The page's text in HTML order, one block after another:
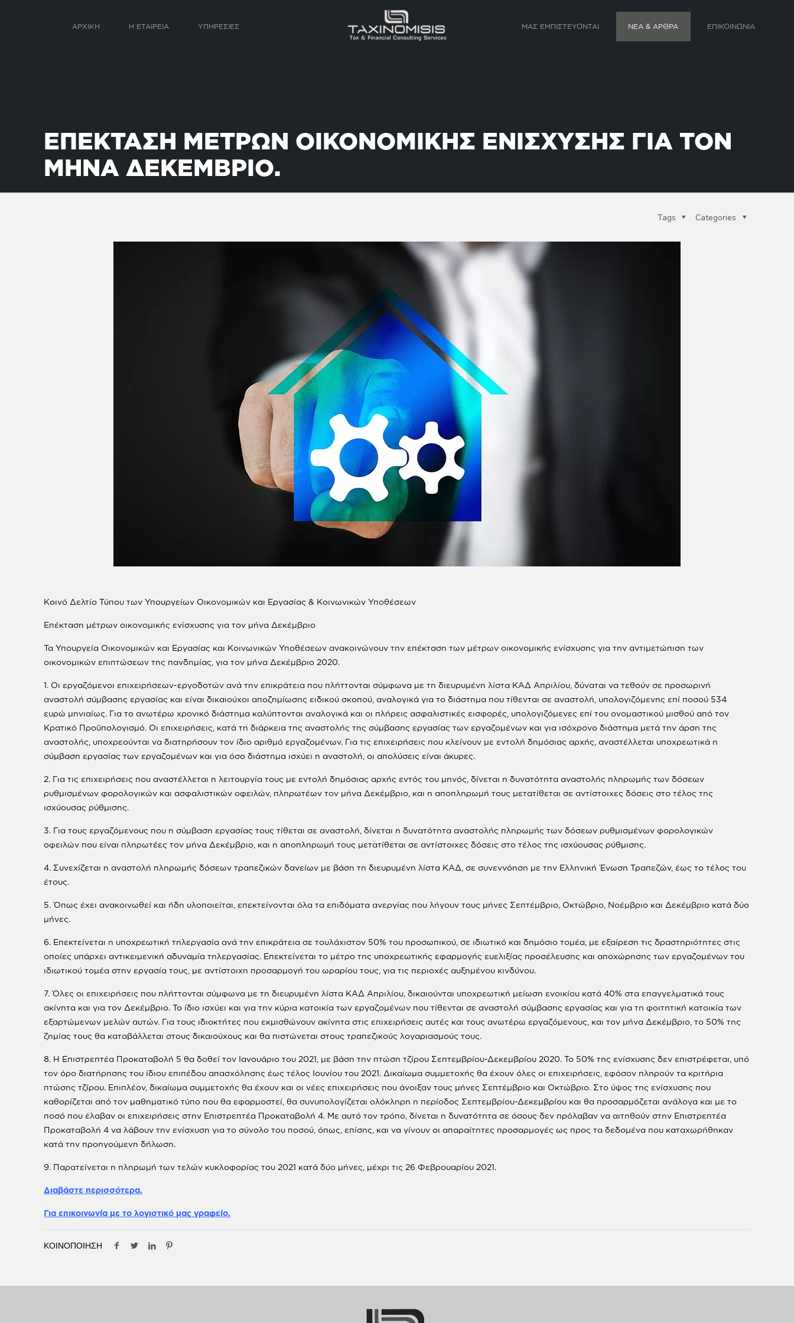
ΑΡΧΙΚΗ Η ΕΤΑΙΡΕΙΑ ΥΠΗΡΕΣΙΕΣ ΜΑΣ ΕΜΠΙΣΤΕΥΟΝΤΑΙ ΝΕΑ & ΑΡΘΡΑ ΕΠΙΚΟΙΝΩΝΙΑ
ΕΠΕΚΤΑΣΗ ΜΕΤΡΩΝ ΟΙΚΟΝΟΜΙΚΗΣ ΕΝΙΣΧΥΣΗΣ ΓΙΑ ΤΟΝ
ΜΗΝΑ ΔΕΚΕΜΒΡΙΟ.
Categories
Tags
Κοινό Δελτίο Τύπου των Υπουργείων Οικονομικών και Εργασίας & Κοινωνικών Υποθέσεων
Επέκταση μέτρων οικονομικής ενίσχυσης για τον μήνα Δεκέμβριο
Τα Υπουργεία Οικονομικών και Εργασίας και Κοινωνικών Υποθέσεων ανακοινώνουν την επέκταση των μέτρων οικονομικής ενίσχυσης για την αντιμετώπιση των
οικονομικών επιπτώσεων της πανδημίας, για τον μήνα Δεκέμβριο 2020.
1. Οι εργαζόμενοι επιχειρήσεων-εργοδοτών ανά την επικράτεια που πλήττονται σύμφωνα με τη διευρυμένη λίστα ΚΑΔ Απριλίου, δύναται να τεθούν σε προσωρινή
αναστολή σύμβασης εργασίας και είναι δικαιούχοι αποζημίωσης ειδικού σκοπού, αναλογικά για το διάστημα που τίθενται σε αναστολή, υπολογιζόμενης επί ποσού 534
ευρώ μηνιαίως. Για το ανωτέρω χρονικό διάστημα καλύπτονται αναλογικά και οι πλήρεις ασφαλιστικές εισφορές, υπολογιζόμενες επί του ονομαστικού μισθού από τον
Κρατικό Προϋπολογισμό. Οι επιχειρήσεις, κατά τη διάρκεια της αναστολής της σύμβασης εργασίας των εργαζομένων και για ισόχρονο διάστημα μετά την άρση της
αναστολής, υποχρεούνται να διατηρήσουν τον ίδιο αριθμό εργαζομένων. Για τις επιχειρήσεις που κλείνουν με εντολή δημόσιας αρχής, αναστέλλεται υποχρεωτικά η
σύμβαση εργασίας των εργαζομένων και για όσο διάστημα ισχύει η αναστολή, οι απολύσεις είναι άκυρες.
2. Για τις επιχειρήσεις που αναστέλλεται η λειτουργία τους με εντολή δημόσιας αρχής εντός του μηνός, δίνεται η δυνατότητα αναστολής πληρωμής των δόσεων
ρυθμισμένων φορολογικών και ασφαλιστικών οφειλών, πληρωτέων τον μήνα Δεκέμβριο, και η αποπληρωμή τους μετατίθεται σε αντίστοιχες δόσεις στο τέλος της
ισχύουσας ρύθμισης.
3. Για τους εργαζόμενους που η σύμβαση εργασίας τους τίθεται σε αναστολή, δίνεται η δυνατότητα αναστολής πληρωμής των δόσεων ρυθμισμένων φορολογικών
οφειλών που είναι πληρωτέες τον μήνα Δεκέμβριο, και η αποπληρωμή τους μετατίθεται σε αντίστοιχες δόσεις στο τέλος της ισχύουσας ρύθμισης.
4. Συνεχίζεται η αναστολή πληρωμής δόσεων τραπεζικών δανείων με βάση τη διευρυμένη λίστα ΚΑΔ, σε συνεννόηση με την Ελληνική Ένωση Τραπεζών, έως το τέλος του
έτους.
5. Όπως έχει ανακοινωθεί και ήδη υλοποιείται, επεκτείνονται όλα τα επιδόματα ανεργίας που λήγουν τους μήνες Σεπτέμβριο, Οκτώβριο, Νοέμβριο και Δεκέμβριο κατά δύο
μήνες.
6. Επεκτείνεται η υποχρεωτική τηλεργασία ανά την επικράτεια σε τουλάχιστον 50% του προσωπικού, σε ιδιωτικό και δημόσιο τομέα, με εξαίρεση τις δραστηριότητες στις
οποίες υπάρχει αντικειμενική αδυναμία τηλεργασίας. Επεκτείνεται το μέτρο της υποχρεωτικής εφαρμογής ευελιξίας προσέλευσης και αποχώρησης των εργαζομένων του
ιδιωτικού τομέα στην εργασία τους, με αντίστοιχη προσαρμογή του ωραρίου τους, για τις περιοχές αυξημένου κινδύνου.
7. Όλες οι επιχειρήσεις που πλήττονται σύμφωνα με τη διευρυμένη λίστα ΚΑΔ Απριλίου, δικαιούνται υποχρεωτική μείωση ενοικίου κατά 40% στα επαγγελματικά τους
ακίνητα και για τον Δεκέμβριο. Το ίδιο ισχύει και για την κύρια κατοικία των εργαζομένων που τίθενται σε αναστολή σύμβασης εργασίας και για τη φοιτητική κατοικία των
εξαρτώμενων μελών αυτών. Για τους ιδιοκτήτες που εκμισθώνουν ακίνητα στις επιχειρήσεις αυτές και τους ανωτέρω εργαζόμενους, και τον μήνα Δεκέμβριο, το 50% της
ζημίας τους θα καταβάλλεται στους δικαιούχους και θα πιστώνεται στους τραπεζικούς λογαριασμούς τους.
8. Η Επιστρεπτέα Προκαταβολή 5 θα δοθεί τον Ιανουάριο του 2021, με βάση την πτώση τζίρου Σεπτεμβρίου-Δεκεμβρίου 2020. Το 50% της ενίσχυσης δεν επιστρέφεται, υπό
τον όρο διατήρησης του ίδιου επιπέδου απασχόλησης έως τέλος Ιουνίου του 2021. Δικαίωμα συμμετοχής θα έχουν όλες οι επιχειρήσεις, εφόσον πληρούν τα κριτήρια
πτώσης τζίρου. Επιπλέον, δικαίωμα συμμετοχής θα έχουν και οι νέες επιχειρήσεις που άνοιξαν τους μήνες Σεπτέμβριο και Οκτώβριο. Στο ύψος της ενίσχυσης που
καθορίζεται από τον μαθηματικό τύπο που θα εφαρμοστεί, θα συνυπολογίζεται ολόκληρη η περίοδος Σεπτεμβρίου-Δεκεμβρίου και θα προσαρμόζεται ανάλογα και με το
ποσό που έλαβαν οι επιχειρήσεις στην Επιστρεπτέα Προκαταβολή 4. Με αυτό τον τρόπο, δίνεται η δυνατότητα σε όσους δεν πρόλαβαν να αιτηθούν στην Επιστρεπτέα
Προκαταβολή 4 να λάβουν την ενίσχυση για το σύνολο του ποσού, όπως, επίσης, και να γίνουν οι απαραίτητες προσαρμογές ως προς τα δεδομένα που καταχωρήθηκαν
κατά την προηγούμενη δήλωση.
9. Παρατείνεται η πληρωμή των τελών κυκλοφορίας του 2021 κατά δύο μήνες, μέχρι τις 26 Φεβρουαρίου 2021.
Διαβάστε περισσότερα.
Για επικοινωνία με το λογιστικό μας γραφείο.
ΚΟΙΝΟΠΟΙΗΣΗ